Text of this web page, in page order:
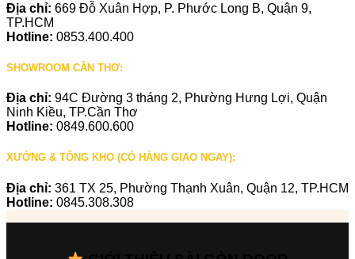
Địa chỉ: 669 Đỗ Xuân Hợp, P. Phước Long B, Quận 9,
TP.HCM
Hotline: 0853.400.400
SHOWROOM CẦN THƠ:
Địa chỉ: 94C Đường 3 tháng 2, Phường Hưng Lợi, Quận
Ninh Kiều, TP.Cần Thơ
Hotline: 0849.600.600
XƯỞNG & TỔNG KHO (CÓ HÀNG GIAO NGAY):
Địa chỉ: 361 TX 25, Phường Thạnh Xuân, Quận 12, TP.HCM
Hotline: 0845.308.308